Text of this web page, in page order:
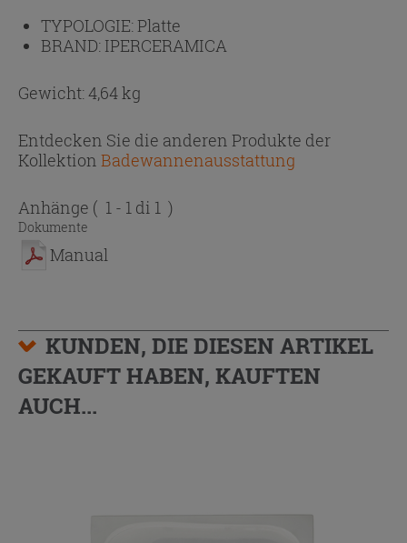
TYPOLOGIE:Platte
BRAND: IPERCERAMICA
Gewicht: 4,64 kg
Entdecken Sie die anderen Produkte der
Kollektion Badewannenausstattung
Anhänge ( 1 - 1 di 1 )
Dokumente
Manual
KUNDEN, DIE DIESEN ARTIKEL
GEKAUFT HABEN, KAUFTEN
AUCH...